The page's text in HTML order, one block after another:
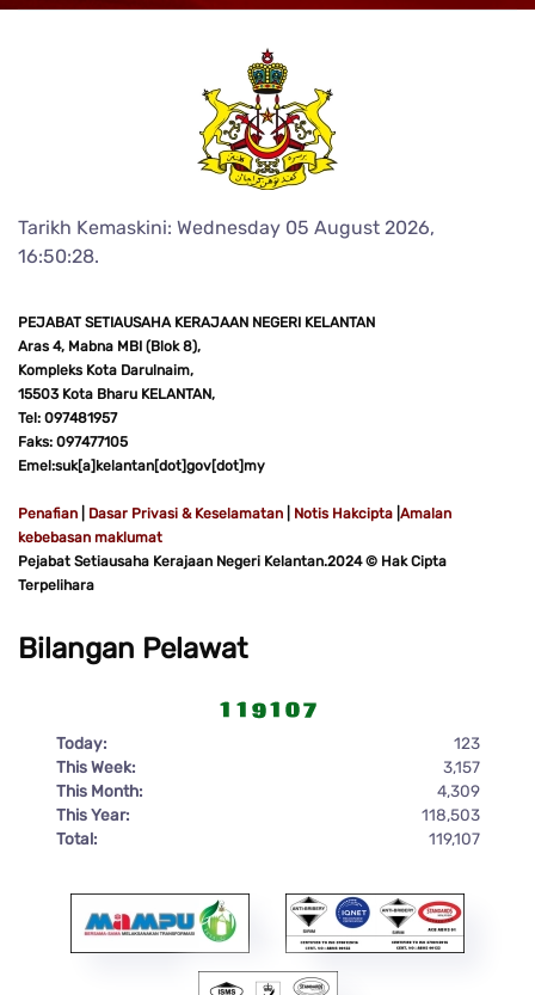
Tarikh Kemaskini: Wednesday 05 August 2026,
16:50:28.
PEJABAT SETIAUSAHA KERAJAAN NEGERI KELANTAN
Aras 4, Mabna MBI (Blok 8),
Kompleks Kota Darulnaim,
15503 Kota Bharu KELANTAN,
Tel: 097481957
Faks: 097477105
Emel:suk[a]kelantan[dot]gov[dot]my
Penafian Dasar Privasi & Keselamatan Notis Hakcipta Amalan
kebebasan maklumat
Pejabat Setiausaha Kerajaan Negeri Kelantan.2024 © Hak Cipta
Terpelihara
Bilangan Pelawat
Today:
123
This Week:
3,157
This Month:
4,309
This Year:
118,503
Total:
119,107